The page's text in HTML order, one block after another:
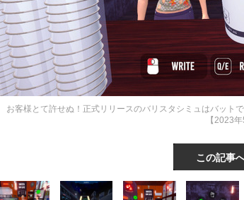
お客様とて許せぬ！正式リリースのバリスタシミュはバッ
【2023
この記事